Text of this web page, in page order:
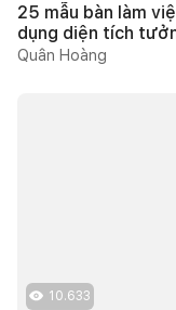
25 mẫu bàn làm
dụng diện tích
Quân Hoàng
10.633